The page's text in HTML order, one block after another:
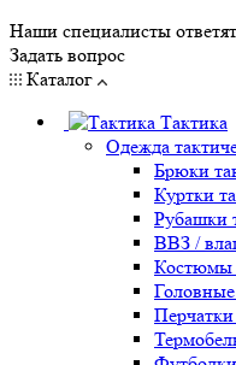
Наши специалисты
Задать вопрос
Каталог
Тактика
Одежда
Брюки
Куртки
Рубашки
ВВЗ /
Костюмы
Перчатки